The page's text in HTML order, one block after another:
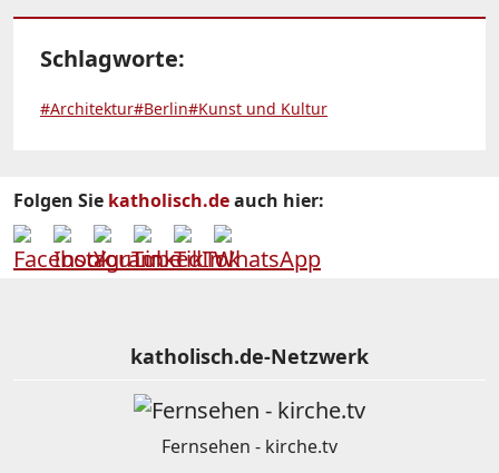
Schlagworte:
#Architektur#Berlin#Kunst und Kultur
Folgen Sie katholisch.deauch hier:
katholisch.de-Netzwerk
Fernsehen - kirche.tv